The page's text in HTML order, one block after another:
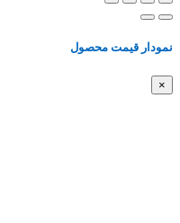
نمودار قیمت محصول
×